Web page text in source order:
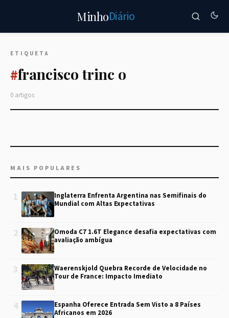
MinhoDiário
ETIQUETA
#francisco trinc o
0 artigos
MAIS POPULARES
1
Inglaterra Enfrenta Argentina nas Semifinais do
Mundial com Altas Expectativas
2
Omoda C7 1.6T Elegance desafia expectativas com
avaliação ambígua
3
Waerenskjold Quebra Recorde de Velocidade no
Tour de France: Impacto Imediato
4
Espanha Oferece Entrada Sem Visto a 8 Países
Africanos em 2026